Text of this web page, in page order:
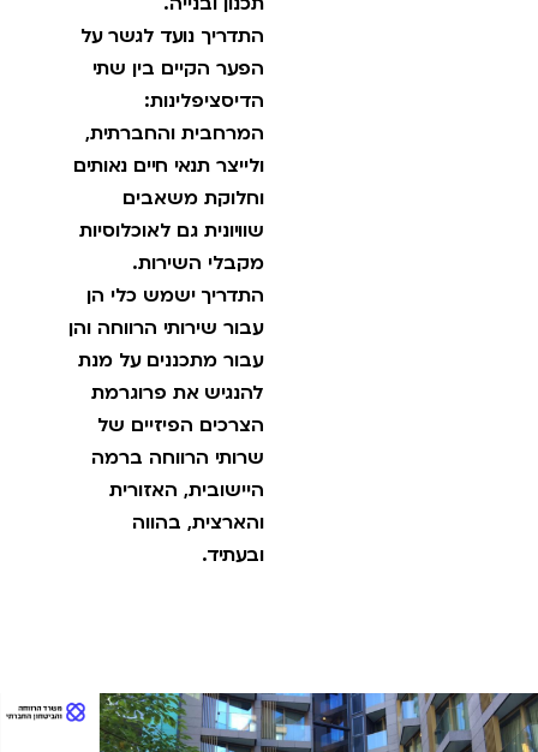
תכנון ובנייה.
התדריך נועד לגשר על
הפער הקיים בין שתי
הדיסציפלינות:
המרחבית והחברתית,
ולייצר תנאי חיים נאותים
וחלוקת משאבים
שוויונית גם לאוכלוסיות
מקבלי השירות.
התדריך ישמש כלי הן
עבור שירותי הרווחה והן
עבור מתכננים על מנת
להנגיש את פרוגרמת
הצרכים הפיזיים של
שרותי הרווחה ברמה
היישובית, האזורית
והארצית, בהווה
ובעתיד.